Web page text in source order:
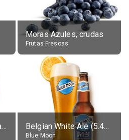
Moras Azules, crudas
Frutas Frescas
Crunchy Taco, with Seasoned Beef Belgian White Ale (5.4% alc.)
Blue Moon